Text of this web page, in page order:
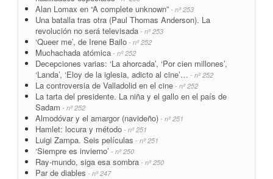
Alan Lomax en “A complete unknown” - nº 253
Una batalla tras otra (Paul Thomas Anderson). La
revolución no será televisada - nº 253
‘Queer me’, de Irene Bailo - nº 252
Muchachada atómica - nº 252
Decepciones varias: ‘La ahorcada’, ‘Por cien millones’,
‘Landa’, ‘Eloy de la iglesia, adicto al cine’… - nº 252
La controversia de Valladolid en el cine - nº 252
La tarta del presidente. La niña y el gallo en el país de
Sadam - nº 252
Almodóvar y el amargor (navideño) - nº 251
Hamlet: locura y método - nº 251
Luigi Zampa. Seis películas - nº 251
‘Siempre es invierno’ - nº 250
Ray-mundo, siga esa sombra - nº 250
Par de diables - nº 247